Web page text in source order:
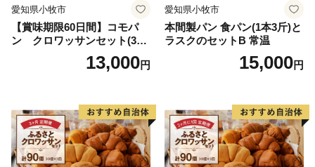
愛知県小牧市
【賞味期限60日間】コモパ
ン クロワッサンセット(30
個入り)／災害用備蓄 保存食
非常食 防災グッズにも
13,000円
愛知県小牧市
本間製パン 食パン(1本3斤)と
ラスクのセットB 常温
15,000円